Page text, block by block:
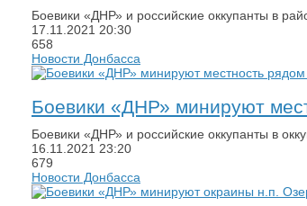
Боевики «ДНР» и российские оккупанты в
17.11.2021 20:30
658
Новости Донбасса
Боевики «ДНР» минируют
Боевики «ДНР» и российские оккупанты в
16.11.2021 23:20
679
Новости Донбасса